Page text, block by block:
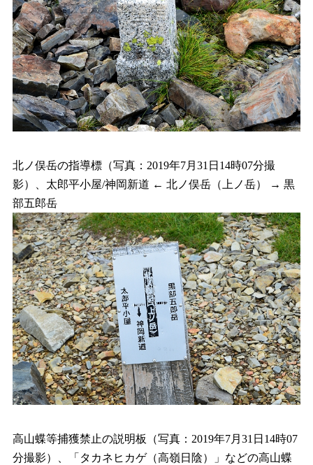
北ノ俣岳の指導標（写真：2019年7月31日14時07分撮
影）、太郎平小屋/神岡新道 ← 北ノ俣岳（上ノ岳） → 黒
部五郎岳
高山蝶等捕獲禁止の説明板（写真：2019年7月31日14時07
分撮影）、「タカネヒカゲ（高嶺日陰）」などの高山蝶